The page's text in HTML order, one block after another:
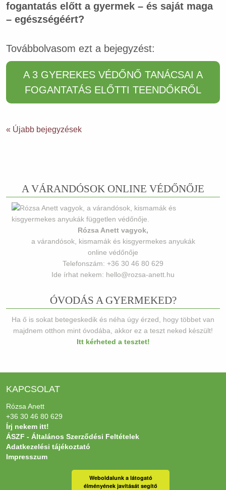
fogantatás előtt a gyermek – és saját maga
– egészségéért?
Továbbolvasom ezt a bejegyzést:
A 3 GYEREKES VÉDŐNŐ TANÁCSAI A
FOGANTATÁS ELŐTTI TEENDŐKRŐL
« Újabb bejegyzések
A VÁRANDÓSOK ONLINE VÉDŐNŐJE
Rózsa Anett vagyok,
a várandósok, kismamák és kisgyermekes anyukák
online védőnője
Telefonszám: +36 30 46 80 629
Ide írhat nekem: hello@rozsa-anett.hu
ÓVODÁS A GYERMEKED?
Ha ő is sokat betegeskedik és néha úgy érzed, hogy többet van
majdnem otthon mint óvodába, akkor ez a teszt neked készült!
Itt kérheted a tesztet!
KAPCSOLAT
Rózsa Anett
+36 30 46 80 629
Írj nekem itt!
ÁSZF - Általános Szerződési Feltételek
Adatkezelési tájékoztató
Impresszum
Weboldalunk a látogató
élményének javítását segítő